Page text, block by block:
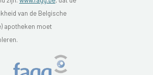
van de Belgische
apotheken moet